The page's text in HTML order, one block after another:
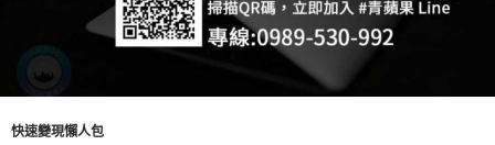
快速變現懶人包